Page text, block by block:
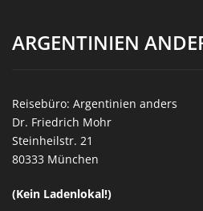
ARGENTINIEN
Reisebüro: Argentinien anders
Dr. Friedrich Mohr
Steinheilstr. 21
80333 München
(Kein Ladenlokal!)